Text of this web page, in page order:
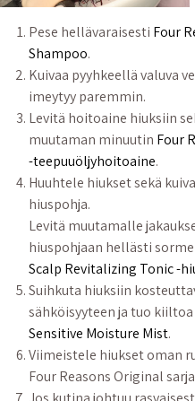
Pese hellävaraisesti Four
Shampoo.
Kuivaa pyyhkeellä valuva
imeytyy paremmin.
Levitä hoitoaine hiuksiin
muutaman minuutin Four
-teepuuöljyhoitoaine.
Huuhtele hiukset sekä
hiuspohja.
Levitä muutamalle
hiuspohjaan hellästi
Scalp Revitalizing Tonic -
Suihkuta hiuksiin
sähköisyyteen ja tuo kiiltoa
Sensitive Moisture Mist.
Viimeistele hiukset oman
Four Reasons Original